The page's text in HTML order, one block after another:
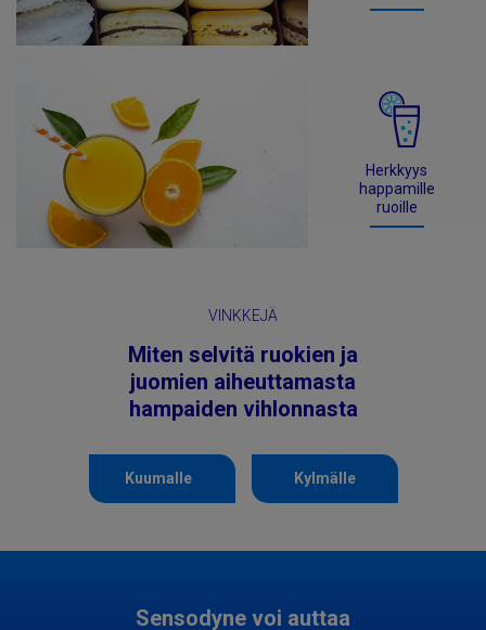
Herkkyys
happamille
ruoille
VINKKEJÄ
Miten selvitä ruokien ja
juomien aiheuttamasta
hampaiden vihlonnasta
Kuumalle Kylmälle
Sensodyne voi auttaa